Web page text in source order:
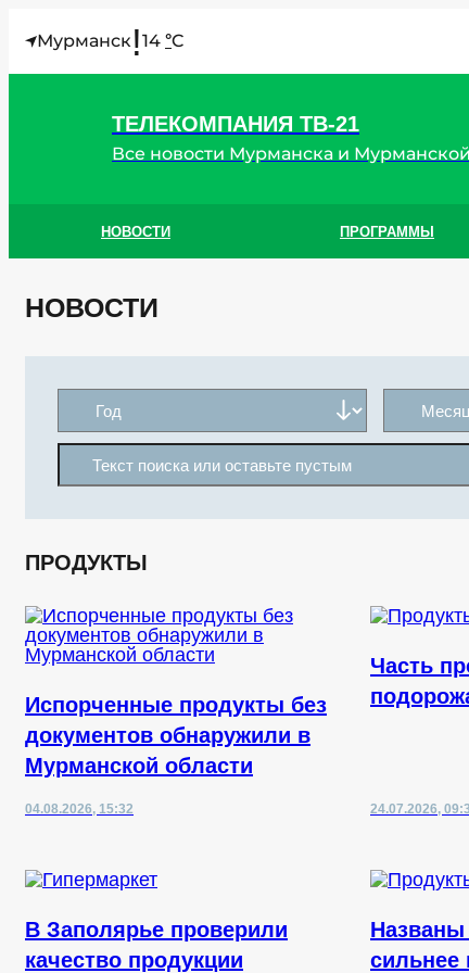
Мурманск!14 °C
ТЕЛЕКОМПАНИЯ ТВ-21
Все новости Мурманска и
НОВОСТИ ПРОГРАММЫ
НОВОСТИ
ПРОДУКТЫ
Испорченные продукты без
документов обнаружили в
Мурманской области
04.08.2026, 15:32
Часть
24.07.2026,
В Заполярье проверили
качество продукции
сильнее